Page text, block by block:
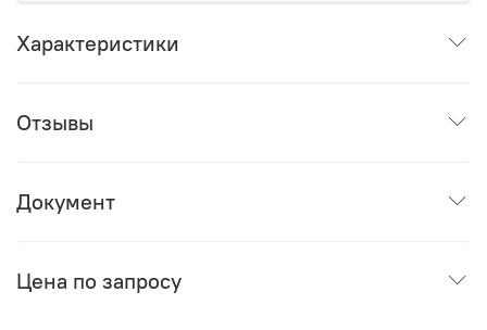
Характеристики
Отзывы
Документ
Цена по запросу